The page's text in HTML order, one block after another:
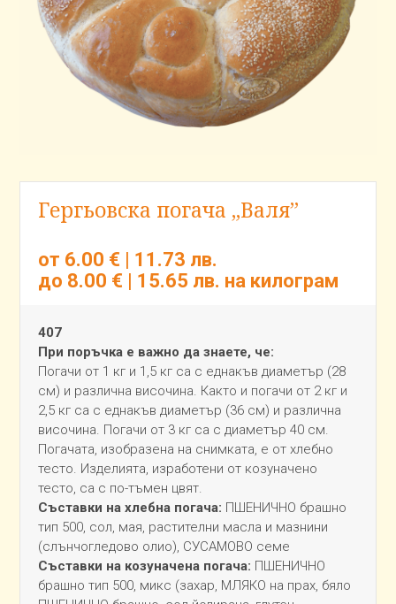
Гергьовска погача „Валя”
от 6.00 € | 11.73 лв.
до 8.00 € | 15.65 лв. на килограм
407
При поръчка е важно да знаете, че:
Погачи от 1 кг и 1,5 кг са с еднакъв диаметър (28
см) и различна височина. Както и погачи от 2 кг и
2,5 кг са с еднакъв диаметър (36 см) и различна
височина. Погачи от 3 кг са с диаметър 40 см.
Погачата, изобразена на снимката, е от хлебно
тесто. Изделията, изработени от козуначено
тесто, са с по-тъмен цвят.
Съставки на хлебна погача: ПШЕНИЧНО брашно
тип 500, сол, мая, растителни масла и мазнини
(слънчогледово олио), СУСАМОВО семе
Съставки на козуначена погача: ПШЕНИЧНО
брашно тип 500, микс (захар, МЛЯКО на прах, бяло